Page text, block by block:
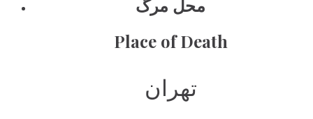
محل مرگ
Place of Death
تهران